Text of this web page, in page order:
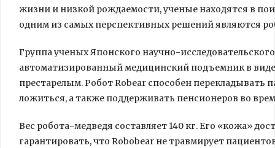
жизни и низкой рождаемости, ученые находятся в
одним из самых перспективных решений являются
Группа ученых Японского научно-
автоматизированный медицинский подъемник в
престарелым. Робот Robear способен перекладывать
ложиться, а также поддерживать пенсионеров во
Вес робота-медведя составляет 140 кг. Его «кожа»
гарантировать, что Robobear не травмирует